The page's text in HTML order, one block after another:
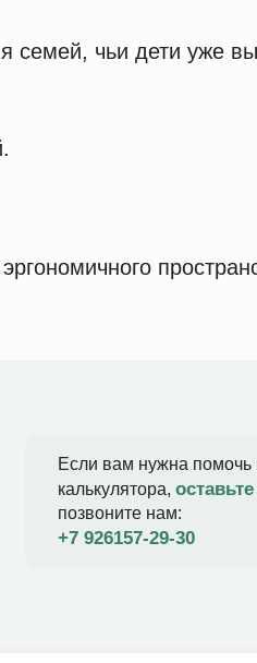
семей, чьи дети уже
Если вам нужна помочь
калькулятора,
позвоните нам:
+7 926157-29-30​